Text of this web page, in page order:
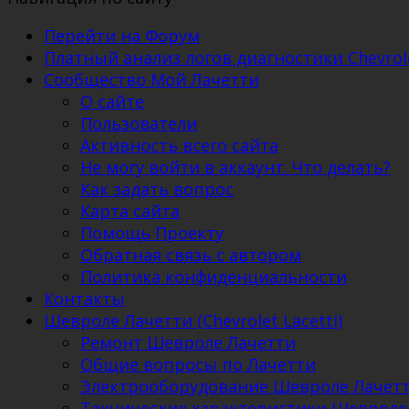
Перейти на Форум
Платный анализ логов диагностики
Сообщество Мой Лачетти
О сайте
Пользователи
Активность всего сайта
Не могу войти в аккаунт. Что делать?
Как задать вопрос
Карта сайта
Помощь Проекту
Обратная связь с автором
Политика конфиденциальности
Контакты
Шевроле Лачетти (Chevrolet Lacetti)
Ремонт Шевроле Лачетти
Общие вопросы по Лачетти
Электрооборудование Шевроле